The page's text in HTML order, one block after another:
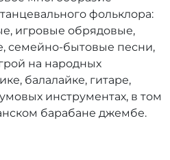
фольклора:
игровые обрядовые,
семейно-бытовые песни,
на народных
балалайке, гитаре,
инструментах, в том
барабане джембе.